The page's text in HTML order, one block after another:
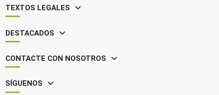
TEXTOS LEGALES
DESTACADOS
CONTACTE CON NOSOTROS
SÍGUENOS